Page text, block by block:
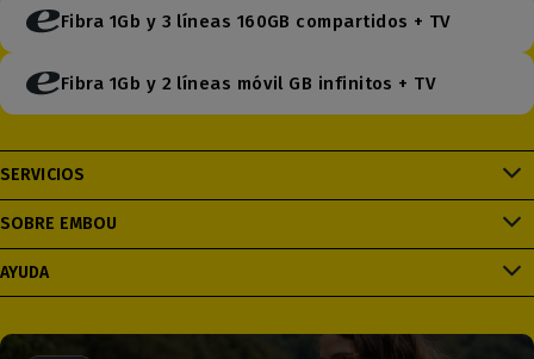
Fibra 1Gb y 3 líneas 160GB compartidos + TV
Fibra 1Gb y 2 líneas móvil GB infinitos + TV
SERVICIOS
SOBRE EMBOU
AYUDA